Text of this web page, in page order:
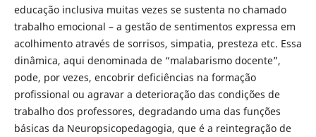
educação inclusiva muitas vezes se sustenta no chamado
trabalho emocional – a gestão de sentimentos expressa em
acolhimento através de sorrisos, simpatia, presteza etc. Essa
dinâmica, aqui denominada de “malabarismo docente”,
pode, por vezes, encobrir deficiências na formação
profissional ou agravar a deterioração das condições de
trabalho dos professores, degradando uma das funções
básicas da Neuropsicopedagogia, que é a reintegração de